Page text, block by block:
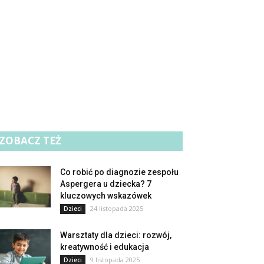
TEŻ
Co robić po diagnozie zespołu
Aspergera u dziecka? 7
kluczowych wskazówek
Dzieci 24 listopada 2025
Warsztaty dla dzieci: rozwój,
kreatywność i edukacja
Dzieci 9 listopada 2025